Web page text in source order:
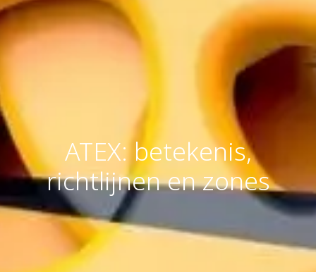
ATEX: betekenis,
richtlijnen en zones